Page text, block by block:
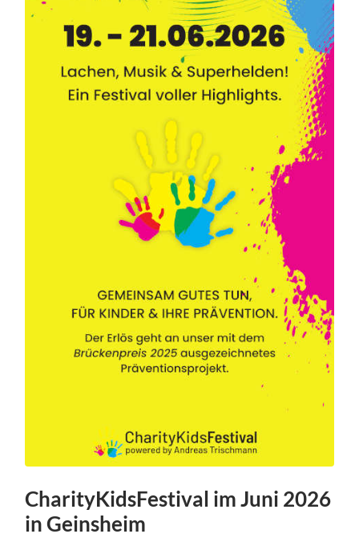
CharityKidsFestival im Juni 2026
in Geinsheim